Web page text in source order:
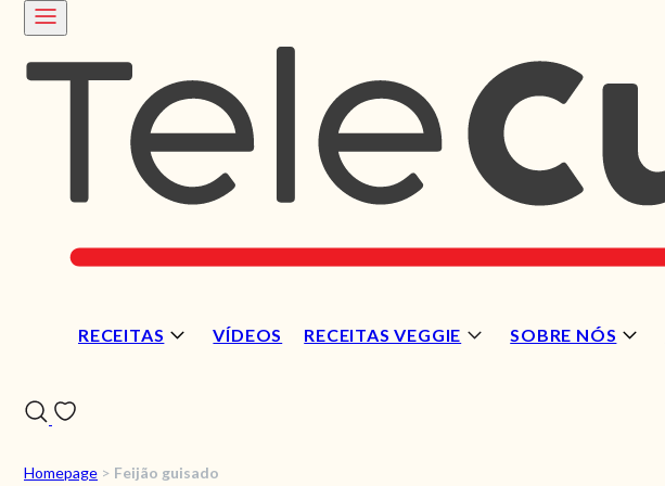
RECEITAS VÍDEOS RECEITAS VEGGIE SOBRE NÓS
Homepage > Feijão guisado